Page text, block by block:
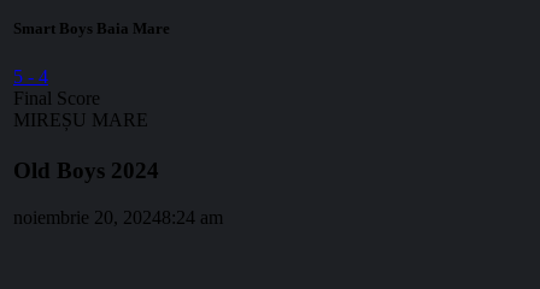
Smart Boys Baia Mare
5 - 4
Final Score
MIREȘU MARE
Old Boys 2024
noiembrie 20, 20248:24 am